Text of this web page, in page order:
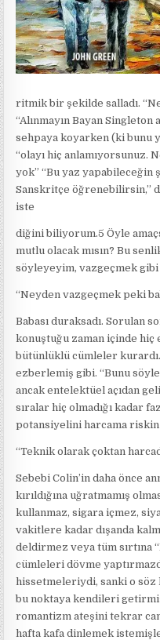
ritmik bir şekilde salladı.
“Alınmayın Bayan Singleton
sehpaya koyarken (ki bunu
“olayı hiç anlamıyorsunuz.
yok” “Bu yaz yapabileceğin
Sanskritçe öğrenebilirsin,”
iste
diğini biliyorum.5 Öyle
mutlu olacak mısın? Bu
söyleyeyim, vazgeçmek
“Neyden vazgeçmek peki
Babası duraksadı. Sorulan
konuştuğu zaman içinde hiç
bütünlüklü cümleler
ezberlemiş gibi. “Bunu
ancak entelektüel açıdan
sıralar hiç olmadığı kadar
potansiyelini harcama riskin
“Teknik olarak çoktan
Sebebi Colin’in daha önce
kırıldığına uğratmamış
kullanmaz, sigara içmez,
vakitlere kadar dışanda
deldirmez veya tüm sırtına
cümleleri dövme
hissetmeleriydi, sanki o söz
bu noktaya kendileri
romantizm ateşini tekrar
hafta kafa dinlemek